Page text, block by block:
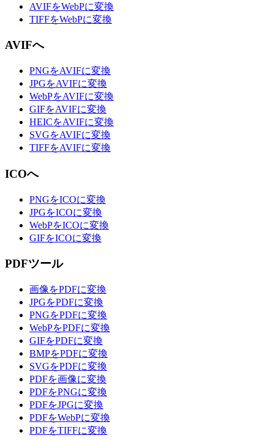
AVIFをWebPに変換
TIFFをWebPに変換
AVIFへ
PNGをAVIFに変換
JPGをAVIFに変換
WebPをAVIFに変換
GIFをAVIFに変換
HEICをAVIFに変換
SVGをAVIFに変換
TIFFをAVIFに変換
ICOへ
PNGをICOに変換
JPGをICOに変換
WebPをICOに変換
GIFをICOに変換
PDFツール
画像をPDFに変換
JPGをPDFに変換
PNGをPDFに変換
WebPをPDFに変換
GIFをPDFに変換
BMPをPDFに変換
SVGをPDFに変換
PDFを画像に変換
PDFをPNGに変換
PDFをJPGに変換
PDFをWebPに変換
PDFをTIFFに変換